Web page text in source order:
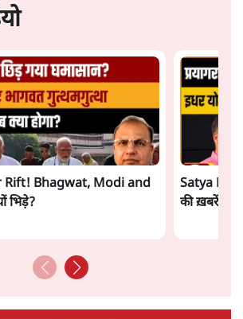
Rift! Bhagwat, Modi and
भिड़े?
Satya
की ख़बरें